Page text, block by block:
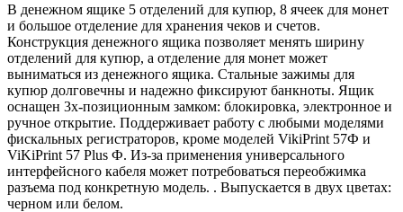
В денежном ящике 5 отделений для купюр, 8 ячеек для монет
и большое отделение для хранения чеков и счетов.
Конструкция денежного ящика позволяет менять ширину
отделений для купюр, а отделение для монет может
выниматься из денежного ящика. Стальные зажимы для
купюр долговечны и надежно фиксируют банкноты. Ящик
оснащен 3х-позиционным замком: блокировка, электронное и
ручное открытие. Поддерживает работу с любыми моделями
фискальных регистраторов, кроме моделей VikiPrint 57Ф и
ViKiPrint 57 Plus Ф. Из-за применения универсального
интерфейсного кабеля может потребоваться переобжимка
разъема под конкретную модель. . Выпускается в двух цветах:
черном или белом.